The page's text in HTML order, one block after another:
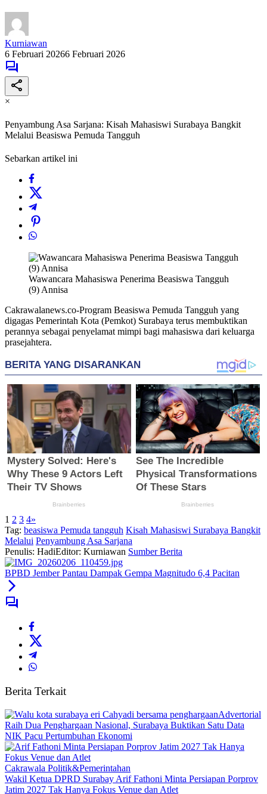
Kurniawan
6 Februari 20266 Februari 2026
×
Penyambung Asa Sarjana: Kisah Mahasiswi Surabaya Bangkit
Melalui Beasiswa Pemuda Tangguh
Sebarkan artikel ini
Wawancara Mahasiswa Penerima Beasiswa Tangguh
(9) Annisa
Cakrawalanews.co-Program Beasiswa Pemuda Tangguh yang
digagas Pemerintah Kota (Pemkot) Surabaya terus membuktikan
perannya sebagai penyelamat mimpi bagi mahasiswa dari keluarga
prasejahtera.
1 2 3 4»
Tag: beasiswa Pemuda tangguh Kisah Mahasiswi Surabaya Bangkit
Melalui Penyambung Asa Sarjana
Penulis: HadiEditor: Kurniawan Sumber Berita
BPBD Jember Pantau Dampak Gempa Magnitudo 6,4 Pacitan
Berita Terkait
Advertorial
Raih Dua Penghargaan Nasional, Surabaya Buktikan Satu Data
NIK Pacu Pertumbuhan Ekonomi
Cakrawala Politik&Pemerintahan
Wakil Ketua DPRD Surabay Arif Fathoni Minta Persiapan Porprov
Jatim 2027 Tak Hanya Fokus Venue dan Atlet